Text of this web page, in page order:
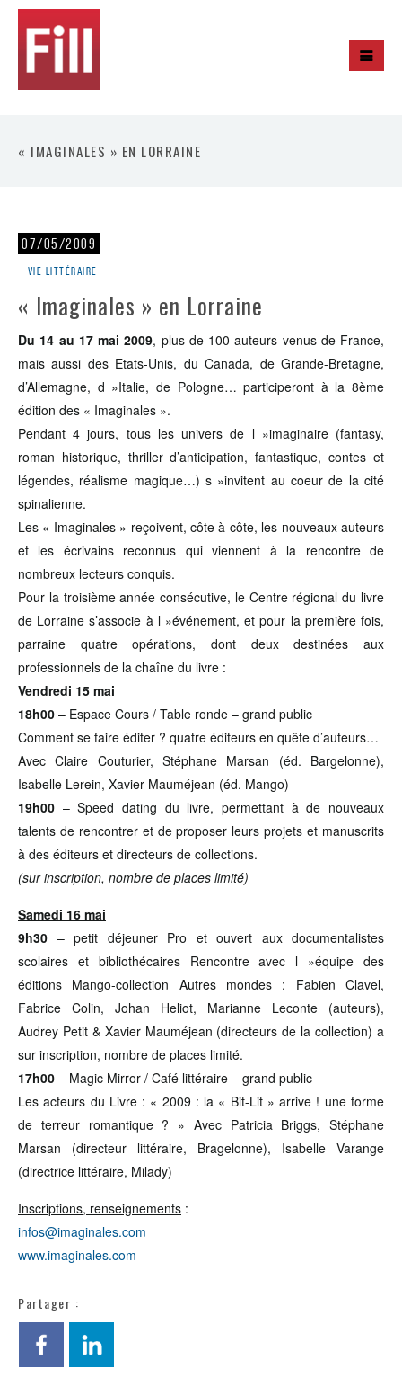
« IMAGINALES » EN LORRAINE
07/05/2009
Vie littéraire
« Imaginales » en Lorraine
Du 14 au 17 mai 2009, plus de 100 auteurs venus de France,
mais aussi des Etats-Unis, du Canada, de Grande-Bretagne,
d’Allemagne, d »Italie, de Pologne… participeront à la 8ème
édition des « Imaginales ».
Pendant 4 jours, tous les univers de l »imaginaire (fantasy,
roman historique, thriller d’anticipation, fantastique, contes et
légendes, réalisme magique…) s »invitent au coeur de la cité
spinalienne.
Les « Imaginales » reçoivent, côte à côte, les nouveaux auteurs
et les écrivains reconnus qui viennent à la rencontre de
nombreux lecteurs conquis.
Pour la troisième année consécutive, le Centre régional du livre
de Lorraine s’associe à l »événement, et pour la première fois,
parraine quatre opérations, dont deux destinées aux
professionnels de la chaîne du livre :
Vendredi 15 mai
18h00 – Espace Cours / Table ronde – grand public
Comment se faire éditer ? quatre éditeurs en quête d’auteurs…
Avec Claire Couturier, Stéphane Marsan (éd. Bargelonne),
Isabelle Lerein, Xavier Mauméjean (éd. Mango)
19h00 – Speed dating du livre, permettant à de nouveaux
talents de rencontrer et de proposer leurs projets et manuscrits
à des éditeurs et directeurs de collections.
(sur inscription, nombre de places limité)
Samedi 16 mai
9h30 – petit déjeuner Pro et ouvert aux documentalistes
scolaires et bibliothécaires Rencontre avec l »équipe des
éditions Mango-collection Autres mondes : Fabien Clavel,
Fabrice Colin, Johan Heliot, Marianne Leconte (auteurs),
Audrey Petit & Xavier Mauméjean (directeurs de la collection) a
sur inscription, nombre de places limité.
17h00 – Magic Mirror / Café littéraire – grand public
Les acteurs du Livre : « 2009 : la « Bit-Lit » arrive ! une forme
de terreur romantique ? » Avec Patricia Briggs, Stéphane
Marsan (directeur littéraire, Bragelonne), Isabelle Varange
(directrice littéraire, Milady)
Inscriptions, renseignements :
infos@imaginales.com
www.imaginales.com
Partager :